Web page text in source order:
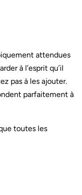
attendues
à l’esprit qu’il
pas à les ajouter.
parfaitement à
toutes les